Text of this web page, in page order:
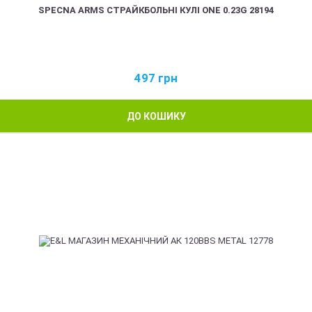
SPECNA ARMS СТРАЙКБОЛЬНІ КУЛІ ONE 0.23G 28194
497 грн
ДО КОШИКУ